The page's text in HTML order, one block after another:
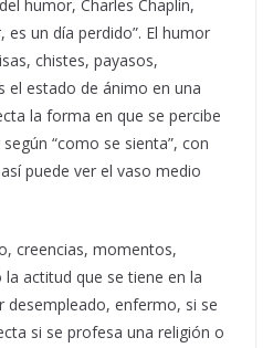
humor, Charles Chaplin,
es un día perdido”. El humor
chistes, payasos,
el estado de ánimo en una
la forma en que se percibe
“como se sienta”, con
puede ver el vaso medio
creencias, momentos,
actitud que se tiene en la
desempleado, enfermo, si se
si se profesa una religión o